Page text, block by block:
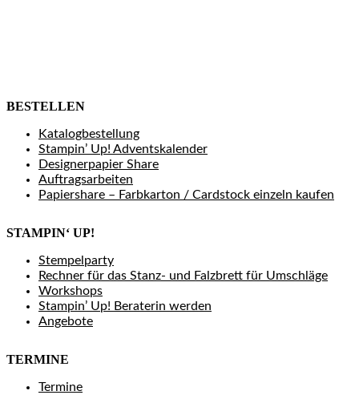
BESTELLEN
Katalogbestellung
Stampin’ Up! Adventskalender
Designerpapier Share
Auftragsarbeiten
Papiershare – Farbkarton / Cardstock einzeln kaufen
STAMPIN‘ UP!
Stempelparty
Rechner für das Stanz- und Falzbrett für Umschläge
Workshops
Stampin’ Up! Beraterin werden
Angebote
TERMINE
Termine